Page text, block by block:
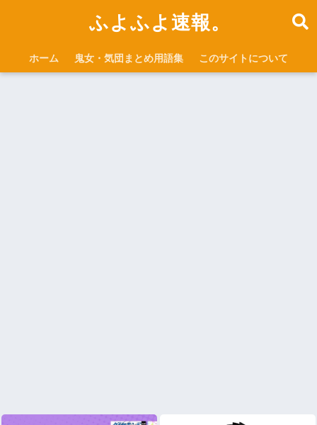
ふよふよ速報。
ホーム 鬼女・気団まとめ用語集 このサイトについて